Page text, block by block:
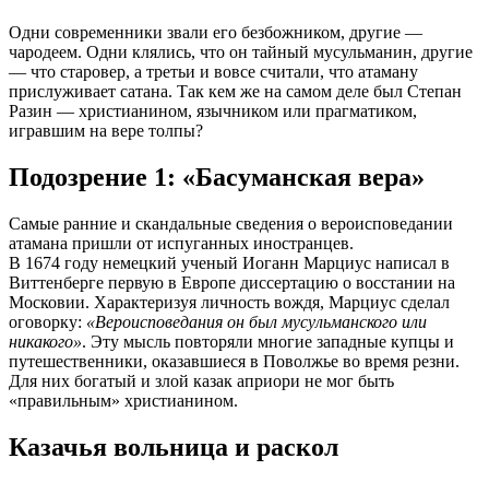
Одни современники звали его безбожником, другие —
чародеем. Одни клялись, что он тайный мусульманин, другие
— что старовер, а третьи и вовсе считали, что атаману
прислуживает сатана. Так кем же на самом деле был Степан
Разин — христианином, язычником или прагматиком,
игравшим на вере толпы?
Подозрение 1: «Басуманская вера»
Самые ранние и скандальные сведения о вероисповедании
атамана пришли от испуганных иностранцев.
В 1674 году немецкий ученый Иоганн Марциус написал в
Виттенберге первую в Европе диссертацию о восстании на
Московии. Характеризуя личность вождя, Марциус сделал
оговорку: «Вероисповедания он был мусульманского или
никакого». Эту мысль повторяли многие западные купцы и
путешественники, оказавшиеся в Поволжье во время резни.
Для них богатый и злой казак априори не мог быть
«правильным» христианином.
Казачья вольница и раскол